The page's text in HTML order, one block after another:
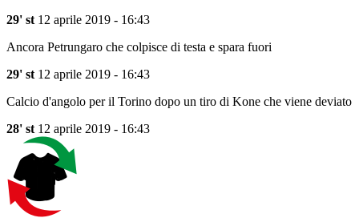
29' st 12 aprile 2019 - 16:43
Ancora Petrungaro che colpisce di testa e spara fuori
29' st 12 aprile 2019 - 16:43
Calcio d'angolo per il Torino dopo un tiro di Kone che viene deviato
28' st 12 aprile 2019 - 16:43